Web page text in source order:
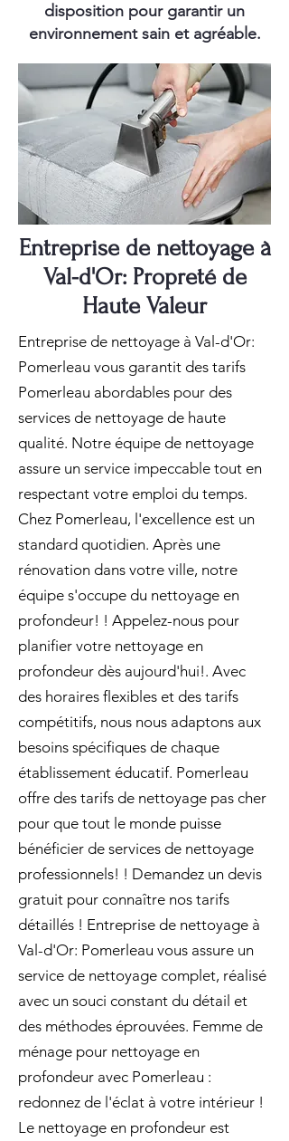
disposition pour garantir un
environnement sain et agréable.
Entreprise de nettoyage à
Val-d'Or: Propreté de
Haute Valeur
Entreprise de nettoyage à Val-d'Or:
Pomerleau vous garantit des tarifs
Pomerleau abordables pour des
services de nettoyage de haute
qualité. Notre équipe de nettoyage
assure un service impeccable tout en
respectant votre emploi du temps.
Chez Pomerleau, l'excellence est un
standard quotidien. Après une
rénovation dans votre ville, notre
équipe s'occupe du nettoyage en
profondeur! ! Appelez-nous pour
planifier votre nettoyage en
profondeur dès aujourd'hui!. Avec
des horaires flexibles et des tarifs
compétitifs, nous nous adaptons aux
besoins spécifiques de chaque
établissement éducatif. Pomerleau
offre des tarifs de nettoyage pas cher
pour que tout le monde puisse
bénéficier de services de nettoyage
professionnels! ! Demandez un devis
gratuit pour connaître nos tarifs
détaillés ! Entreprise de nettoyage à
Val-d'Or: Pomerleau vous assure un
service de nettoyage complet, réalisé
avec un souci constant du détail et
des méthodes éprouvées. Femme de
ménage pour nettoyage en
profondeur avec Pomerleau :
redonnez de l'éclat à votre intérieur !
Le nettoyage en profondeur est